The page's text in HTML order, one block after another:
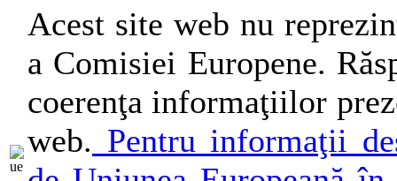
Acest site web nu
a Comisiei Europene.
coerenţa informaţiilor
web. Pentru informaţii